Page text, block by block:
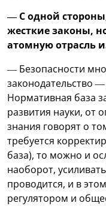
— С одной
жесткие законы,
атомную отрасль
— Безопасности
законодательство
Нормативная база
развития науки, от
знания говорят о
требуется
база), то можно и
наоборот,
проводится, и в
регулятором и